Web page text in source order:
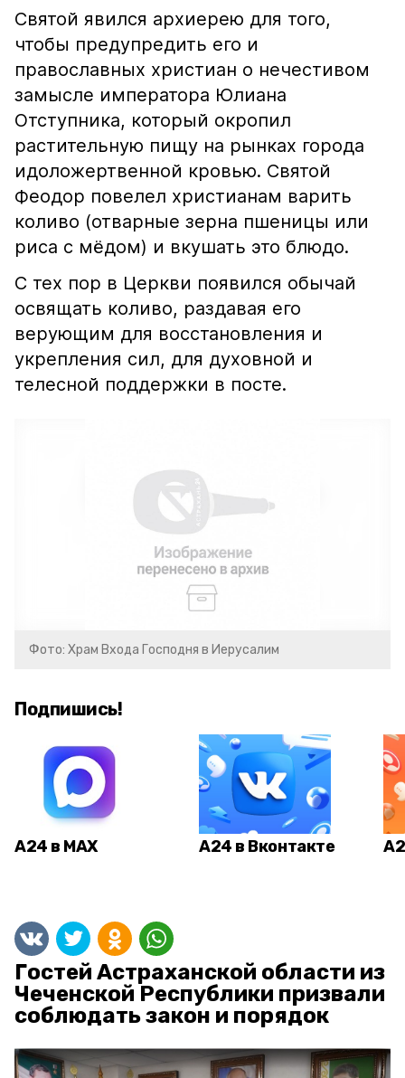
Святой явился архиерею для того,
чтобы предупредить его и
православных христиан о нечестивом
замысле императора Юлиана
Отступника, который окропил
растительную пищу на рынках города
идоложертвенной кровью. Святой
Феодор повелел христианам варить
коливо (отварные зерна пшеницы или
риса с мёдом) и вкушать это блюдо.
С тех пор в Церкви появился обычай
освящать коливо, раздавая его
верующим для восстановления и
укрепления сил, для духовной и
телесной поддержки в посте.
Фото: Храм Входа Господня в Иерусалим
Подпишись!
А24 в MAX А24 в Вконтакте
Гостей Астраханской области из
Чеченской Республики призвали
соблюдать закон и порядок